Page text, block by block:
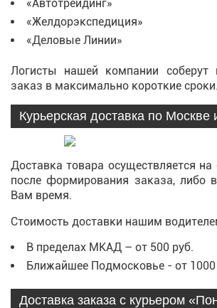
«Автотрейдинг»
«Желдорэкспедиция»
«Деловые Линии»
Логисты нашей компании соберут
заказ в максимально короткие сроки.
Курьерская доставка по Москве
Доставка товара осуществляется
после формирования заказа, либо
Вам время.
Стоимость доставки нашим
В пределах МКАД – от 500 руб.
Ближайшее Подмосковье - от 1000
Доставка заказа с курьером